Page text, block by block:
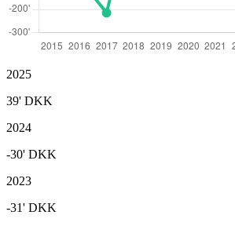
2025
39' DKK
2024
-30' DKK
2023
-31' DKK